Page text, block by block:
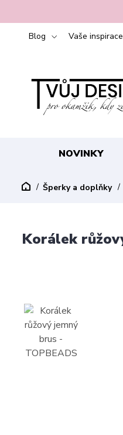
Blog Vaše inspirace
NOVINKY
Šperky a doplňky
Korálek